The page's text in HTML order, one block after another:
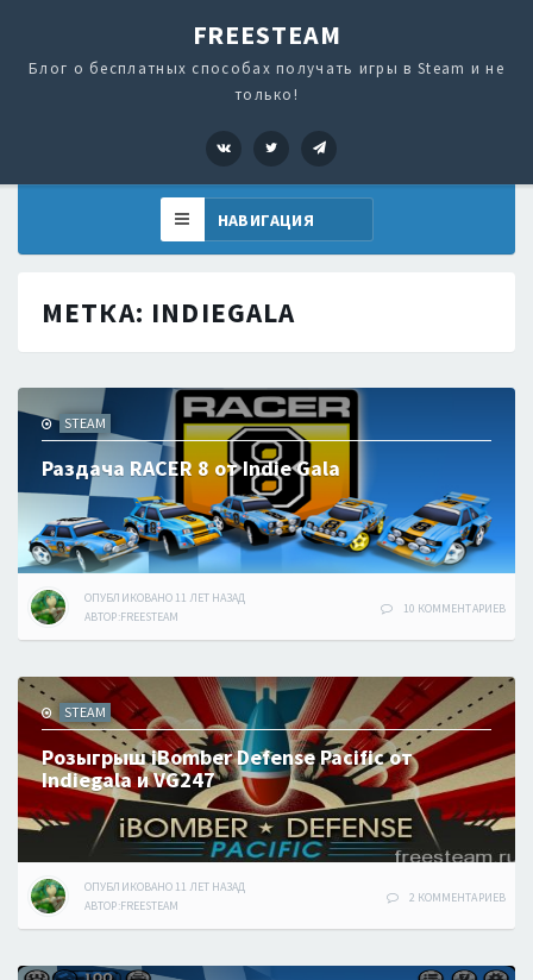
FREESTEAM
Блог о бесплатных способах получать игры в Steam и не
только!
VK Twitter
МЕТКА: INDIEGALA
STEAM
Раздача RACER 8 от Indie Gala
ОПУБЛИКОВАНО 11 ЛЕТНАЗАД
АВТОР:FREESTEAM
10 КОММЕНТАРИЕВ
STEAM
Розыгрыш iBomber Defense Pacific от
Indiegala и VG247
ОПУБЛИКОВАНО 11 ЛЕТНАЗАД
АВТОР:FREESTEAM
2 КОММЕНТАРИЕВ